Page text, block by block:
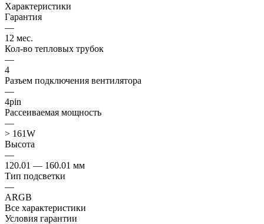
Характеристики
Гарантия
—
12 мес.
Кол-во тепловых трубок
—
4
Разъем подключения вентилятора
—
4pin
Рассеиваемая мощность
—
> 161W
Высота
—
120.01 — 160.01 мм
Тип подсветки
—
ARGB
Все характеристики
Условия гарантии